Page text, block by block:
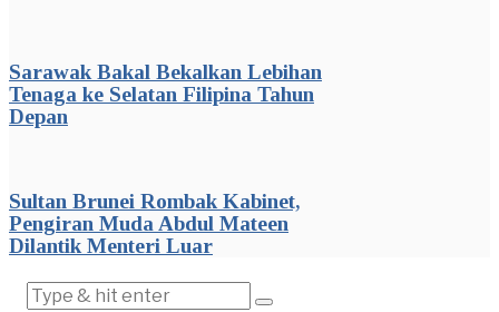
Sarawak Bakal Bekalkan Lebihan
Tenaga ke Selatan Filipina Tahun
Depan
Sultan Brunei Rombak Kabinet,
Pengiran Muda Abdul Mateen
Dilantik Menteri Luar